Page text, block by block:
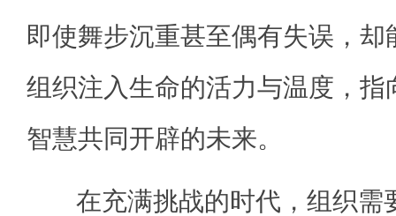
即使舞步沉重甚至偶有失误，
组织注入生命的活力与温度，指
智慧共同开辟的未来。
在充满挑战的时代，组织需